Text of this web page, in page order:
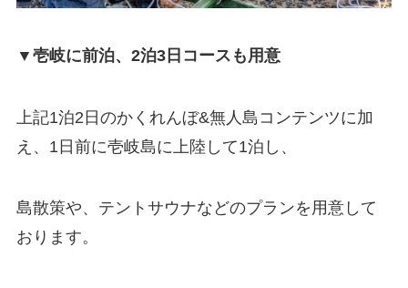
▼壱岐に前泊、2泊3日コースも用意
上記1泊2日のかくれんぼ&無人島コンテンツに加
え、1日前に壱岐島に上陸して1泊し、
島散策や、テントサウナなどのプランを用意して
おります。